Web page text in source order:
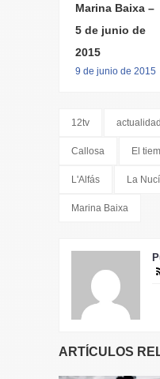
Marina Baixa –
5 de junio de
2015
9 de junio de 2015
12tv actualidad
Callosa El
L'Alfás La
Marina Baixa
ARTÍCULOS